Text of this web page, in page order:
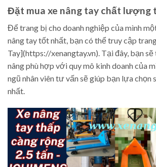
Đặt mua xe nâng tay chất lượng
Để trang bị cho doanh nghiệp của mình
nâng tay tốt nhất, bạn có thể truy cập
Tay](https://xenangtay.vn). Tại đây, bạn
nâng phù hợp với quy mô kinh doanh của
ngũ nhân viên tư vấn sẽ giúp bạn lựa chọn
nhất.